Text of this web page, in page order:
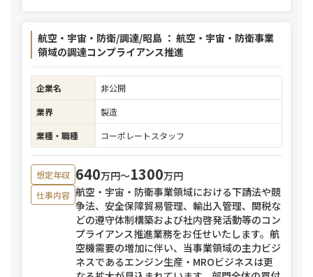
航空・宇宙・防衛/調達/昭島 ： 航空・宇宙・防衛事業
領域の調達コンプライアンス推進
企業名
非公開
業界
製造
業種・職種
コーポレートスタッフ
想定年収 640万円〜1300万円
仕事内容 航空・宇宙・防衛事業領域における下請法や競
争法、安全保障貿易管理、輸出入管理、関税な
どの遵守体制構築および社内啓発活動等のコン
プライアンス推進業務をお任せいたします。航
空機需要の増加に伴い、当事業領域の主力ビジ
ネスであるエンジン生産・MROビジネスは更